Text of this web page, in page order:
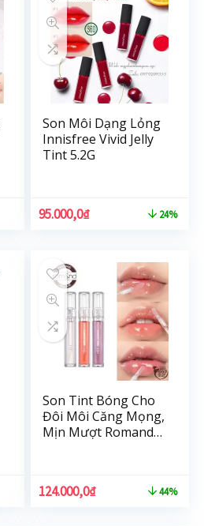
Son Môi Dạng Lỏng
Innisfree Vivid Jelly
Tint 5.2G
95.000,0₫ 24%
Son Tint Bóng Cho
Đôi Môi Căng Mọng,
Mịn Mượt Romand
124.000,0₫ 44%